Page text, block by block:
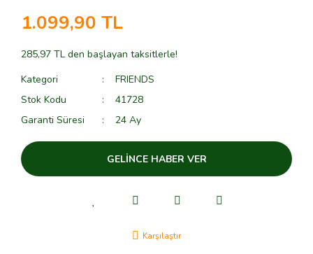
1.099,90 TL
285,97 TL den başlayan taksitlerle!
Kategori
FRIENDS
Stok Kodu
41728
Garanti Süresi
24 Ay
GELİNCE HABER VER
Karşılaştır